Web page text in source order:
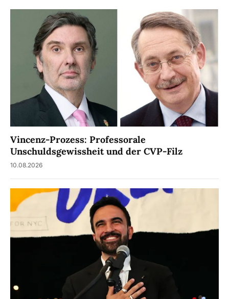
Vincenz-Prozess: Professorale
Unschuldsgewissheit und der CVP-Filz
10.08.2026